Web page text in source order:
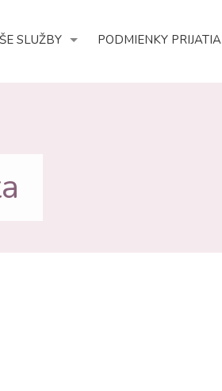
SLUŽBY PODMIENKY PRIJATIA